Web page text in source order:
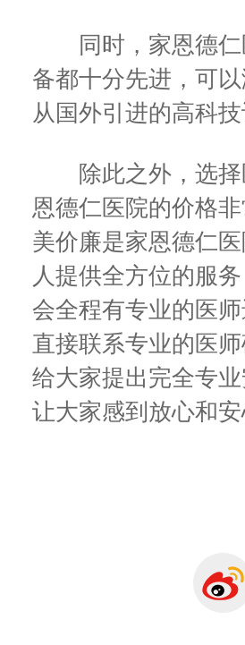
同时，家恩德仁
备都十分先进，可
从国外引进的高科
除此之外，选择
恩德仁医院的价格
美价廉是家恩德仁
人提供全方位的服
会全程有专业的医
直接联系专业的医
给大家提出完全专
让大家感到放心和安